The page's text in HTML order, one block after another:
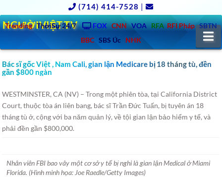
(714) 414-7528 |
Trending ThờiSự 24/7 FOX CNN VOA RFA RFI Pháp SBTN
BBC SBS Úc NHK
NGƯỜIVIỆT.TV
Bác sĩ gốc Việt , Nam Cali, gian lận Medicare bị 18 tháng tù, đền
gần $800 ngàn
WESTMINSTER, CA (NV) – Trong một phiên tòa, tại California District
Court, thuộc tòa án liên bang, bác sĩ Trần Đức Tuấn, bị tuyên án 18
tháng tù ở, cộng với ba năm quản lý, về tội gian lận bảo hiểm y tế, và
phải đền gần $800,000.
Nhân viên FBI bao vây một cơ sở y tế bị nghi là gian lận Medical ở Miami
Florida. (Hình minh họa: Joe Raedle/Getty Images)